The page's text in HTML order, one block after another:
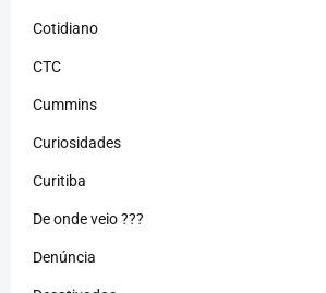
Cotidiano
CTC
Cummins
Curiosidades
Curitiba
De onde veio ???
Denúncia